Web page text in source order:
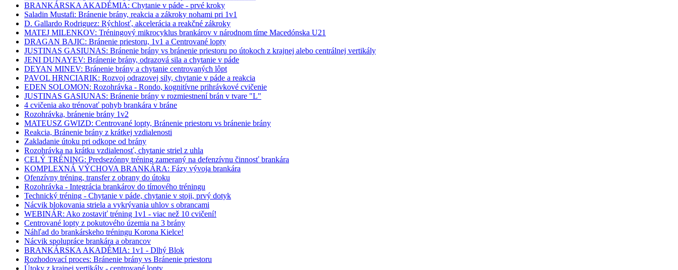
BRANKÁRSKA AKADÉMIA: Chytanie v páde - prvé kroky
Saladin Mustafi: Bránenie brány, reakcia a zákroky nohami pri 1v1
D. Gallardo Rodriguez: Rýchlosť, akcelerácia a reakčné zákroky
MATEJ MILENKOV: Tréningový mikrocyklus brankárov v národnom tíme Macedónska U21
DRAGAN BAJIC: Bránenie priestoru, 1v1 a Centrované lopty
JUSTINAS GASIUNAS: Bránenie brány vs bránenie priestoru po útokoch z krajnej alebo centrálnej vertikály
JENI DUNAYEV: Bránenie brány, odrazová sila a chytanie v páde
DEYAN MINEV: Bránenie brány a chytanie centrovaných lôpt
PAVOL HRNCIARIK: Rozvoj odrazovej sily, chytanie v páde a reakcia
EDEN SOLOMON: Rozohrávka - Rondo, kognitívne prihrávkové cvičenie
JUSTINAS GASIUNAS: Bránenie brány v rozmiestnení brán v tvare "L"
4 cvičenia ako trénovať pohyb brankára v bráne
Rozohrávka, bránenie brány 1v2
MATEUSZ GWIZD: Centrované lopty, Bránenie priestoru vs bránenie brány
Reakcia, Bránenie brány z krátkej vzdialenosti
Zakladanie útoku pri odkope od brány
Rozohrávka na krátku vzdialenosť, chytanie striel z uhla
CELÝ TRÉNING: Predsezónny tréning zameraný na defenzívnu činnosť brankára
KOMPLEXNÁ VÝCHOVA BRANKÁRA: Fázy vývoja brankára
Ofenzívny tréning, transfer z obrany do útoku
Rozohrávka - Integrácia brankárov do tímového tréningu
Technický tréning - Chytanie v páde, chytanie v stoji, prvý dotyk
Nácvik blokovania striela a vykrývania uhlov s obrancami
WEBINÁR: Ako zostaviť tréning 1v1 - viac než 10 cvičení!
Centrované lopty z pokutového územia na 3 brány
Náhľad do brankárskeho tréningu Korona Kielce!
Nácvik spolupráce brankára a obrancov
BRANKÁRSKA AKADÉMIA: 1v1 - Dlhý Blok
Rozhodovací proces: Bránenie brány vs Bránenie priestoru
Útoky z krajnej vertikály - centrované lopty